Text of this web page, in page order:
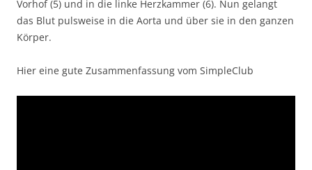
Vorhof (5) und in die linke Herzkammer (6). Nun gelangt
das Blut pulsweise in die Aorta und über sie in den ganzen
Körper.
Hier eine gute Zusammenfassung vom SimpleClub